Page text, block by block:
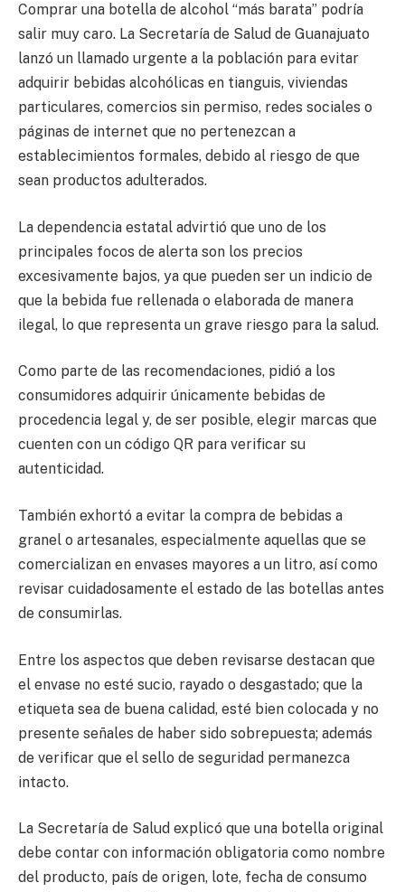
Comprar una botella de alcohol “más barata” podría
salir muy caro. La Secretaría de Salud de Guanajuato
lanzó un llamado urgente a la población para evitar
adquirir bebidas alcohólicas en tianguis, viviendas
particulares, comercios sin permiso, redes sociales o
páginas de internet que no pertenezcan a
establecimientos formales, debido al riesgo de que
sean productos adulterados.
La dependencia estatal advirtió que uno de los
principales focos de alerta son los precios
excesivamente bajos, ya que pueden ser un indicio de
que la bebida fue rellenada o elaborada de manera
ilegal, lo que representa un grave riesgo para la salud.
Como parte de las recomendaciones, pidió a los
consumidores adquirir únicamente bebidas de
procedencia legal y, de ser posible, elegir marcas que
cuenten con un código QR para verificar su
autenticidad.
También exhortó a evitar la compra de bebidas a
granel o artesanales, especialmente aquellas que se
comercializan en envases mayores a un litro, así como
revisar cuidadosamente el estado de las botellas antes
de consumirlas.
Entre los aspectos que deben revisarse destacan que
el envase no esté sucio, rayado o desgastado; que la
etiqueta sea de buena calidad, esté bien colocada y no
presente señales de haber sido sobrepuesta; además
de verificar que el sello de seguridad permanezca
intacto.
La Secretaría de Salud explicó que una botella original
debe contar con información obligatoria como nombre
del producto, país de origen, lote, fecha de consumo